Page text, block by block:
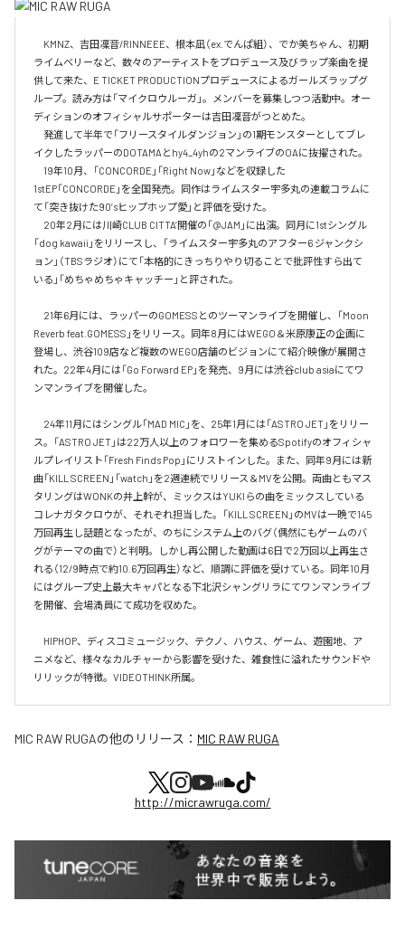
KMNZ、吉田凜音/RINNEEE、根本凪（ex.でんぱ組）、でか美ちゃん、初期
ライムベリーなど、数々のアーティストをプロデュース及びラップ楽曲を提
供して来た、E TICKET PRODUCTIONプロデュースによるガールズラップグ
ループ。読み方は「マイクロウルーガ」。メンバーを募集しつつ活動中。オー
ディションのオフィシャルサポーターは吉田凜音がつとめた。
発進して半年で「フリースタイルダンジョン」の1期モンスターとしてブレ
イクしたラッパーのDOTAMAとhy4_4yhの2マンライブのOAに抜擢された。
19年10月、「CONCORDE」「Right Now」などを収録した
1stEP「CONCORDE」を全国発売。同作はライムスター宇多丸の連載コラムに
て「突き抜けた90’sヒップホップ愛」と評価を受けた。
20年2月には川崎CLUB CITTA’開催の「@JAM」に出演。同月に1stシングル
「dog kawaii」をリリースし、「ライムスター宇多丸のアフター6 ジャンクシ
ョン」（TBSラジオ）にて「本格的にきっちりやり切ることで批評性すら出て
いる」「めちゃめちゃキャッチー」と評された。
21年6月には、ラッパーのGOMESSとのツーマンライブを開催し、「Moon
Reverb feat.GOMESS」をリリース。同年8月にはWEGO＆米原康正の企画に
登場し、渋谷109店など複数のWEGO店舗のビジョンにて紹介映像が展開さ
れた。22年4月には「Go Forward EP」を発売、9月には渋谷club asiaにてワ
ンマンライブを開催した。
24年11月にはシングル「MAD MIC」を、25年1月には「ASTRO JET」をリリー
ス。「ASTRO JET」は22万人以上のフォロワーを集めるSpotifyのオフィシャ
ルプレイリスト「Fresh Finds Pop」にリストインした。また、同年9月には新
曲「KILL SCREEN」「watch」を2週連続でリリース＆MVを公開。両曲ともマス
タリングはWONKの井上幹が、ミックスはYUKIらの曲をミックスしている
コレナガタクロウが、それぞれ担当した。「KILL SCREEN」のMVは一晩で145
万回再生し話題となったが、のちにシステム上のバグ（偶然にもゲームのバ
グがテーマの曲で）と判明。しかし再公開した動画は6日で2万回以上再生さ
れる（12/9時点で約10.6万回再生）など、順調に評価を受けている。同年10月
にはグループ史上最大キャパとなる下北沢シャングリラにてワンマンライブ
を開催、会場満員にて成功を収めた。
HIPHOP、ディスコミュージック、テクノ、ハウス、ゲーム、遊園地、ア
ニメなど、様々なカルチャーから影響を受けた、雑食性に溢れたサウンドや
リリックが特徴。VIDEOTHINK所属。
MIC RAW RUGAの他のリリース： MIC RAW RUGA
http://micrawruga.com/